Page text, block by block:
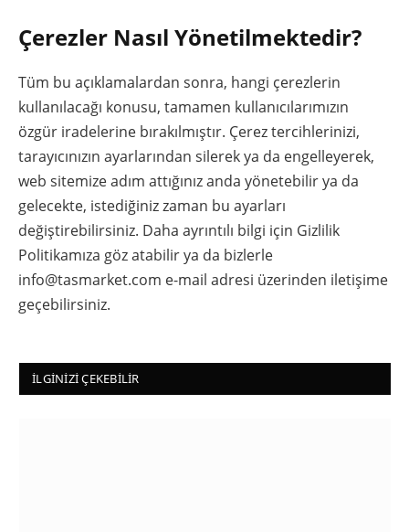
Çerezler Nasıl Yönetilmektedir?
Tüm bu açıklamalardan sonra, hangi çerezlerin
kullanılacağı konusu, tamamen kullanıcılarımızın
özgür iradelerine bırakılmıştır. Çerez tercihlerinizi,
tarayıcınızın ayarlarından silerek ya da engelleyerek,
web sitemize adım attığınız anda yönetebilir ya da
gelecekte, istediğiniz zaman bu ayarları
değiştirebilirsiniz. Daha ayrıntılı bilgi için Gizlilik
Politikamıza göz atabilir ya da bizlerle
info@tasmarket.com e-mail adresi üzerinden iletişime
geçebilirsiniz.
İLGINIZI ÇEKEBILIR